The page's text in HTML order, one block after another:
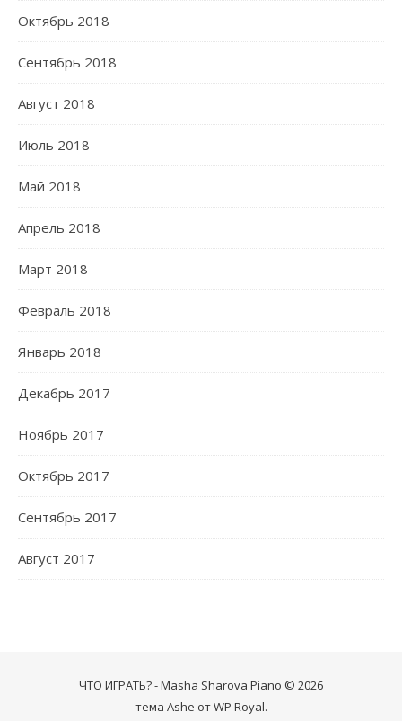
Октябрь 2018
Сентябрь 2018
Август 2018
Июль 2018
Май 2018
Апрель 2018
Март 2018
Февраль 2018
Январь 2018
Декабрь 2017
Ноябрь 2017
Октябрь 2017
Сентябрь 2017
Август 2017
ЧТО ИГРАТЬ? - Masha Sharova Piano © 2026
тема Ashe отWP Royal.